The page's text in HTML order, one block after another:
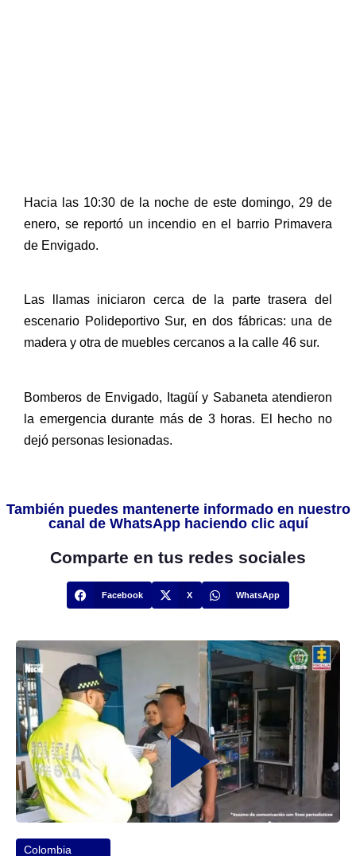
Hacia las 10:30 de la noche de este domingo, 29 de
enero, se reportó un incendio en el barrio Primavera
de Envigado.
Las llamas iniciaron cerca de la parte trasera del
escenario Polideportivo Sur, en dos fábricas: una de
madera y otra de muebles cercanos a la calle 46 sur.
Bomberos de Envigado, Itagüí y Sabaneta atendieron
la emergencia durante más de 3 horas. El hecho no
dejó personas lesionadas.
También puedes mantenerte informado en nuestro
canal de WhatsApp haciendo clic aquí
Comparte en tus redes sociales
Facebook X WhatsApp
Colombia